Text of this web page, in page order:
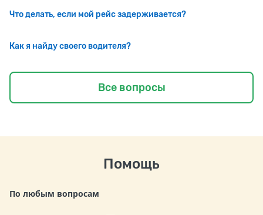
Что делать, если мой рейс задерживается?
Как я найду своего водителя?
Все вопросы
Помощь
По любым вопросам